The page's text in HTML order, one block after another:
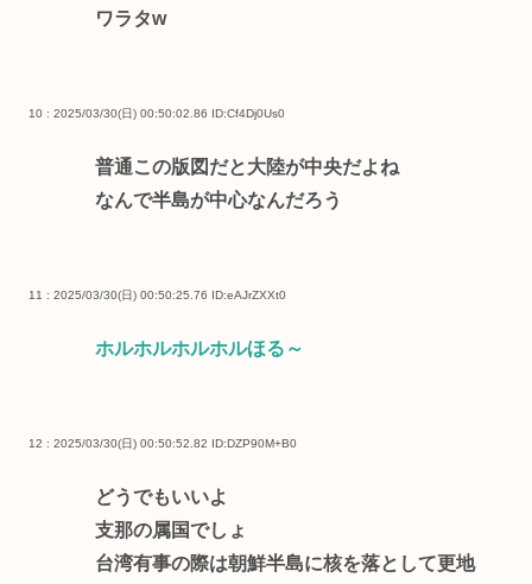
ワラタw
10 : 2025/03/30(日) 00:50:02.86 ID:Cf4Dj0Us0
普通この版図だと大陸が中央だよね
なんで半島が中心なんだろう
11 : 2025/03/30(日) 00:50:25.76 ID:eAJrZXXt0
ホルホルホルホルほる～
12 : 2025/03/30(日) 00:50:52.82 ID:DZP90M+B0
どうでもいいよ
支那の属国でしょ
台湾有事の際は朝鮮半島に核を落として更地